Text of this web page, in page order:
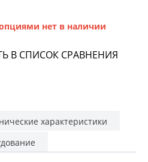
нет в наличии
В СПИСОК СРАВНЕНИЯ
характеристики